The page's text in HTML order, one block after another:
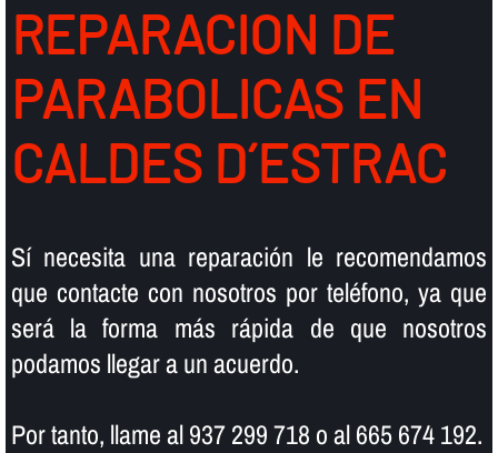
REPARACION DE
PARABOLICAS EN
CALDES D´ESTRAC
Sí­ necesita una reparación le recomendamos
que contacte con nosotros por teléfono, ya que
será la forma más rápida de que nosotros
podamos llegar a un acuerdo.
Por tanto, llame al 937 299 718 o al 665 674 192.